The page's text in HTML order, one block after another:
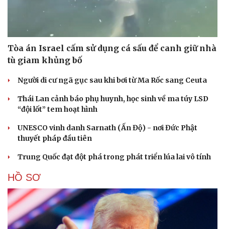
Cải chính
Tòa án Israel cấm sử dụng cá sấu để canh giữ nhà
tù giam khủng bố
Người di cư ngã gục sau khi bơi từ Ma Rốc sang Ceuta
Thái Lan cảnh báo phụ huynh, học sinh về ma túy LSD
“đội lốt” tem hoạt hình
UNESCO vinh danh Sarnath (Ấn Độ) - nơi Đức Phật
thuyết pháp đầu tiên
Trung Quốc đạt đột phá trong phát triển lúa lai vô tính
HỒ SƠ